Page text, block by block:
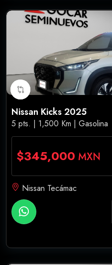
Nissan Kicks 2025
5 pts. | 1,500 Km | Gasolina
$345,000 MXN
Nissan Tecámac